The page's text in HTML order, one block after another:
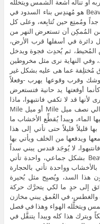
أو تناله أشعة الشمس ويتخلَّله
الهواء، فماذا يفعل؟ يبنى سداً، فالقندس Beaver هو مُهندِس بناء السدود في
ومُمتِع حين تُتابِعه، وعلى كل
المُمكِن أن تستعرض النهر من
دائرة في أسفلها قرب الأرض،
المُحيط، ثم يُحدِث فجوة ويدخل
وفي النهاية نرى مثل مخروطين
مُختلِفة عما هى عليه بشكل غير
وقرب وقوعها يهرب -وفعلاً
أوقعتها يد حانية فتستعرض
قد لا تكفي فانتبهوا، ماذا
يفعل والأخشاب بعيدة؟ الأخشاب بعيدة بحوالي نصف ميل Mile أو ميل Mile
الماء، ويبدأ يُقطِّع الأخشاب ما
قليلاً قليلاً حتى تأتي إلى هذا
ويدفعها من الخلف ويأتي بها
لا يُوجَد قندس يبني سداً
وحده، وإنما تفعل هذاجماعة القنادس Beavers بشكل جماعي، واحدة تأتي
وواحدة تأتي بالحجارة
هذا السد، ويُصبِح مثل بُحيرة
إلى حدٍ ما لكي يتحرَّك حركة
والغطس، في العُمق يبني مخازن
ويتخلَّله الهواء وهذا في فصل
ويترك هذا كله ويبدأ يتنقَّل في